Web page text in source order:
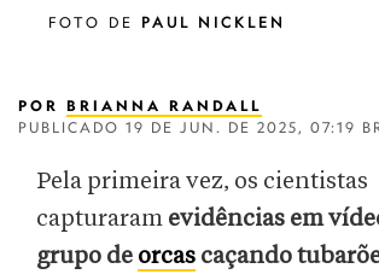
FOTO DE PAUL NICKLEN
POR BRIANNA RANDALL
PUBLICADO 19 DE JUN. DE 2025, 07:19
Pela primeira vez, os cientistas
capturaram evidências em
grupo de orcas caçando